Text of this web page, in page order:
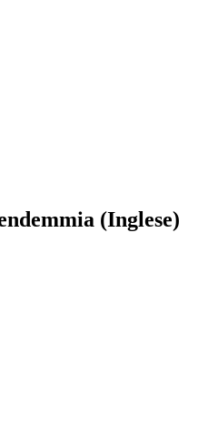
(Inglese)